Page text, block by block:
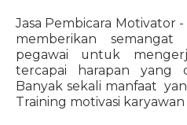
Jasa Pembicara Motivator
memberikan
pegawai untuk
tercapai harapan yang
Banyak sekali manfaat
Training motivasi karyawan